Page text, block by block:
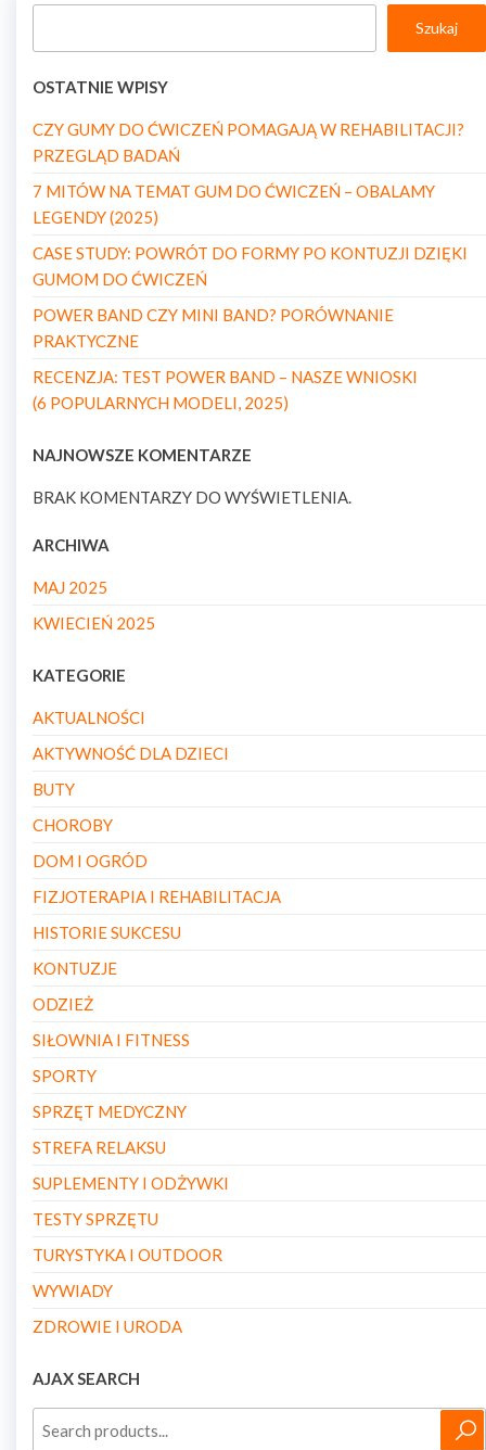
Szukaj
OSTATNIE WPISY
CZY GUMY DO ĆWICZEŃ POMAGAJĄ W REHABILITACJI?
PRZEGLĄD BADAŃ
7 MITÓW NA TEMAT GUM DO ĆWICZEŃ – OBALAMY
LEGENDY (2025)
CASE STUDY: POWRÓT DO FORMY PO KONTUZJI DZIĘKI
GUMOM DO ĆWICZEŃ
POWER BAND CZY MINI BAND? PORÓWNANIE
PRAKTYCZNE
RECENZJA: TEST POWER BAND – NASZE WNIOSKI
(6 POPULARNYCH MODELI, 2025)
NAJNOWSZE KOMENTARZE
BRAK KOMENTARZY DO WYŚWIETLENIA.
ARCHIWA
MAJ 2025
KWIECIEŃ 2025
KATEGORIE
AKTUALNOŚCI
AKTYWNOŚĆ DLA DZIECI
BUTY
CHOROBY
DOM I OGRÓD
FIZJOTERAPIA I REHABILITACJA
HISTORIE SUKCESU
KONTUZJE
ODZIEŻ
SIŁOWNIA I FITNESS
SPORTY
SPRZĘT MEDYCZNY
STREFA RELAKSU
SUPLEMENTY I ODŻYWKI
TESTY SPRZĘTU
TURYSTYKA I OUTDOOR
WYWIADY
ZDROWIE I URODA
AJAX SEARCH